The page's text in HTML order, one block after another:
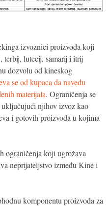
izvoznici proizvoda koji
terbij, lutecij, samarij i itrij
dozvolu od kineskog
se od kupaca da navedu
materijala. Ograničenja se
uključujući njihov izvoz kao
i gotovih proizvoda u kojima
ograničenja koji ugrožava
neprijateljstvo između Kine i
komponentu proizvoda za